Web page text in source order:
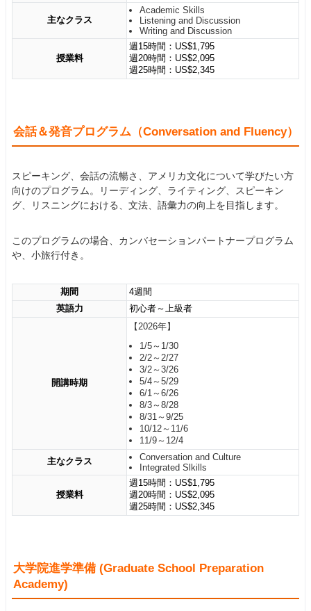
主なクラス
Academic Skills
Listening and Discussion
Writing and Discussion
授業料
週15時間：US$1,795
週20時間：US$2,095
週25時間：US$2,345
会話＆発音プログラム（Conversation and Fluency）
スピーキング、会話の流暢さ、アメリカ文化について学びたい方
向けのプログラム。リーディング、ライティング、スピーキン
グ、リスニングにおける、文法、語彙力の向上を目指します。
このプログラムの場合、カンバセーションパートナープログラム
や、小旅行付き。
期間
4週間
英語力
初心者～上級者
開講時期
【2026年】
1/5～1/30
2/2～2/27
3/2～3/26
5/4～5/29
6/1～6/26
8/3～8/28
8/31～9/25
10/12～11/6
11/9～12/4
主なクラス
Conversation and Culture
Integrated Slkills
授業料
週15時間：US$1,795
週20時間：US$2,095
週25時間：US$2,345
大学院進学準備 (Graduate School Preparation
Academy)